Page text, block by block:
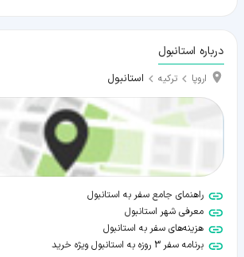
درباره استانبول
اروپا ترکیه استانبول
راهنمای جامع سفر به استانبول
معرفی شهر استانبول
هزینه‌های سفر به استانبول
برنامه سفر 3 روزه به استانبول ویژه خرید